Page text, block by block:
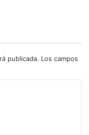
publicada. Los campos